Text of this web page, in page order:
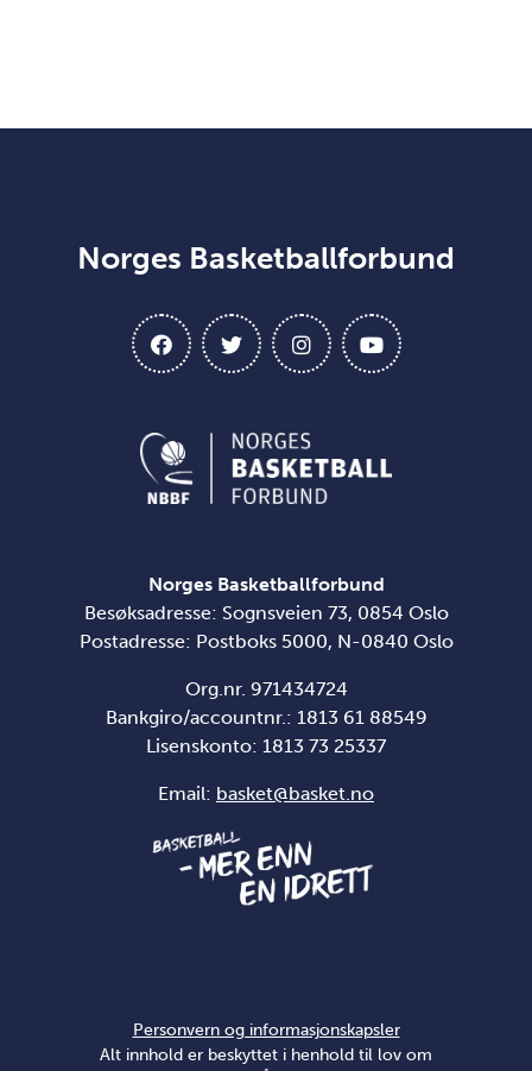
Norges Basketballforbund
Norges Basketballforbund
Besøksadresse: Sognsveien 73, 0854 Oslo
Postadresse: Postboks 5000, N-0840 Oslo
Org.nr. 971434724
Bankgiro/accountnr.: 1813 61 88549
Lisenskonto: 1813 73 25337
Email: basket@basket.no
Personvern og informasjonskapsler
Alt innhold er beskyttet i henhold til lov om